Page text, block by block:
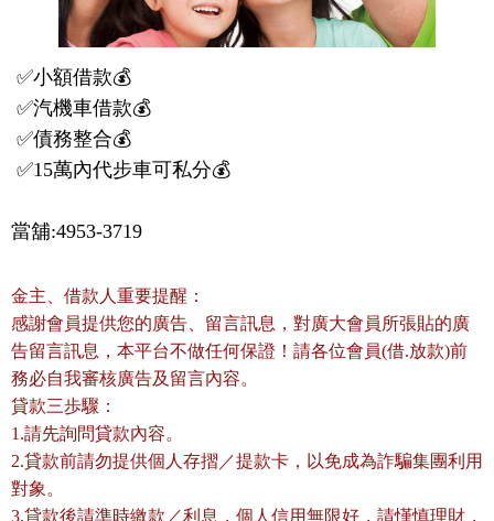
✅15萬內代步車可私分💰
當舖:4953-3719
金主、借款人重要提醒：
感謝會員提供您的廣告、留言訊息，對廣大會員所張貼的廣
告留言訊息，本平台不做任何保證！請各位會員(借.放款)前
務必自我審核廣告及留言內容。
貸款三歩驟：
1.請先詢問貸款內容。
2.貸款前請勿提供個人存摺／提款卡，以免成為詐騙集團利用
對象。
3.貸款後請準時繳款／利息，個人信用無限好，請慬慎理財，